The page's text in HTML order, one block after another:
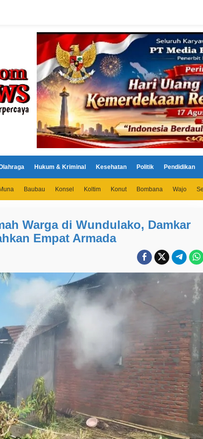
Hukum & Kriminal Kesehatan Politik Pendidikan
Baubau Konsel Koltim Konut Bombana Wajo
Warga di Wundulako, Damkar
Empat Armada